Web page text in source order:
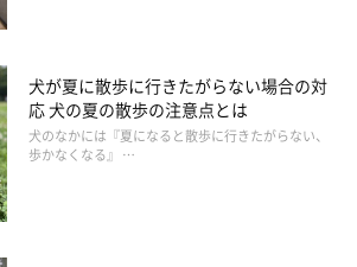
なっている物のニオイを嗅ぐことで『食べ
』『自分にとって安全な物かな？ 』な
いることが考えられます。」
犬が夏に散歩に行きたがらない場合の対
応 犬の夏の散歩の注意点とは
犬のなかには『夏になると散歩に行きたがらない、
歩かなくなる』 …